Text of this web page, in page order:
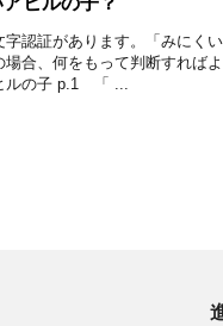
認証があります。「みにく
場合、何をもって判断すれば
の子 p.1 「 ...